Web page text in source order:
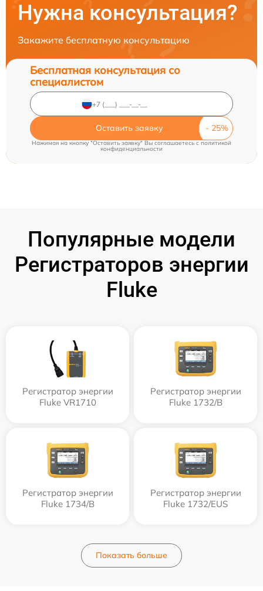
Нужна консультация?
Закажите бесплатную консультацию
Бесплатная консультация со
специалистом
Оставить заявку
Нажимая на кнопку "Оставить заявку" Вы соглашаетесь cполитикой
конфиденциальности
Популярные модели
Регистраторов энергии
Fluke
Регистратор энергии
Fluke VR1710
Регистратор энергии
Fluke 1732/B
Регистратор энергии
Fluke 1734/B
Регистратор энергии
Fluke 1732/EUS
Показать больше